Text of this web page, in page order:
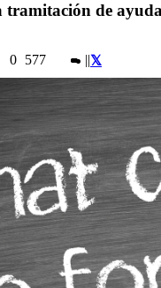
de
0 577